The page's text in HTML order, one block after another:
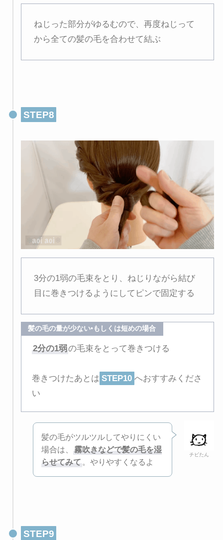
ねじった部分がゆるむので、再度ねじって
から全ての髪の毛を合わせて結ぶ
STEP8
3分の1弱の毛束をとり、ねじりながら結び
目に巻きつけるようにしてピンで固定する
髪の毛の量が少ない•もしくは短めの場合
2分の1弱の毛束をとって巻きつける
巻きつけたあとは STEP10 へおすすみくださ
い
チビたん
髪の毛がツルツルしてやりにくい
場合は、霧吹きなどで髪の毛を湿
らせてみて 。やりやすくなるよ
STEP9